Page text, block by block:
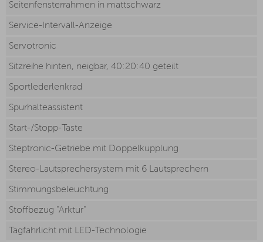
Seitenfensterrahmen in mattschwarz
Service-Intervall-Anzeige
Servotronic
Sitzreihe hinten, neigbar, 40:20:40 geteilt
Sportlederlenkrad
Spurhalteassistent
Start-/Stopp-Taste
Steptronic-Getriebe mit Doppelkupplung
Stereo-Lautsprechersystem mit 6 Lautsprechern
Stimmungsbeleuchtung
Stoffbezug "Arktur"
Tagfahrlicht mit LED-Technologie